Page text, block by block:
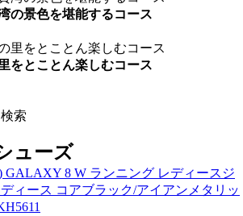
の景色を堪能するコース
をとことん楽しむコース
ューズ